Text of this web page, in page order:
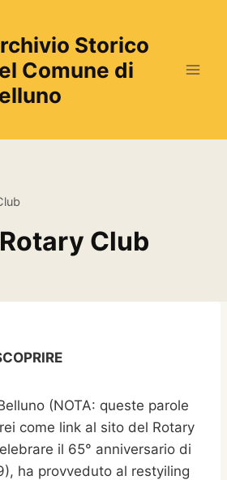
Storico
Comune di
Club
(NOTA: queste parole
come link al sito del Rotary
il 65° anniversario di
ha provveduto al restyiling